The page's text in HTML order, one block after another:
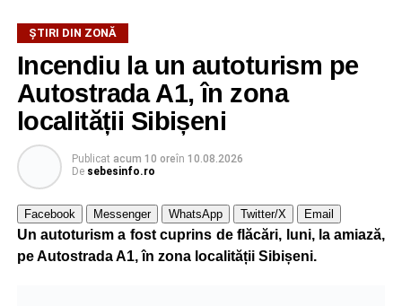
ȘTIRI DIN ZONĂ
Incendiu la un autoturism pe
Autostrada A1, în zona
localității Sibișeni
Publicat acum 10 oreîn 10.08.2026
De sebesinfo.ro
Facebook Messenger WhatsApp Twitter/X Email
Un autoturism a fost cuprins de flăcări, luni, la amiază,
pe Autostrada A1, în zona localității Sibișeni.